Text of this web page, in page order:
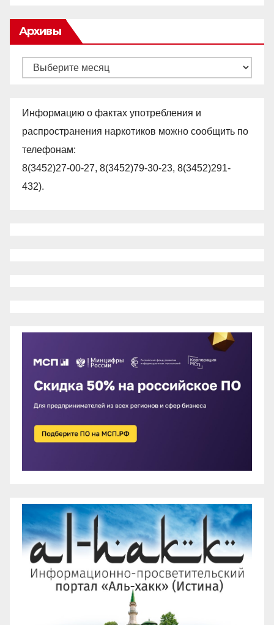
Архивы
Архивы
Информацию о фактах употребления и
распространения наркотиков можно сообщить по
телефонам:
8(3452)27-00-27, 8(3452)79-30-23, 8(3452)291-
432).